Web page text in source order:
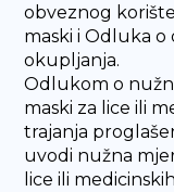
obveznog
maski i Odluka
okupljanja.
Odlukom o
maski za lice ili
trajanja
uvodi nužna
lice ili